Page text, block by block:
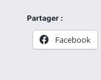
Partager :
Facebook